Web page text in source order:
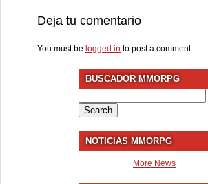
Deja tu comentario
You must be logged in to post a comment.
BUSCADOR MMORPG
for:
NOTICIAS MMORPG
More News